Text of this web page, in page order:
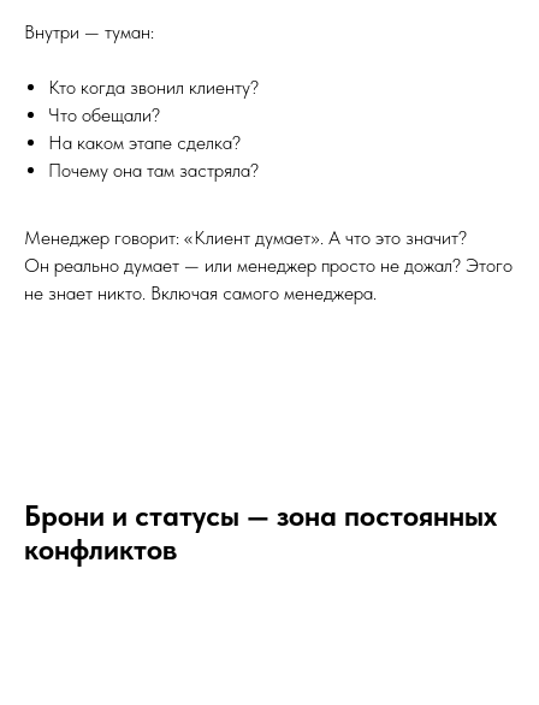
Внутри — туман:
Кто когда звонил клиенту?
Что обещали?
На каком этапе сделка?
Почему она там застряла?
Менеджер говорит: «Клиент думает». А что это значит?
Он реально думает — или менеджер просто не дожал? Этого
не знает никто. Включая самого менеджера.
Брони и статусы — зона постоянных
конфликтов